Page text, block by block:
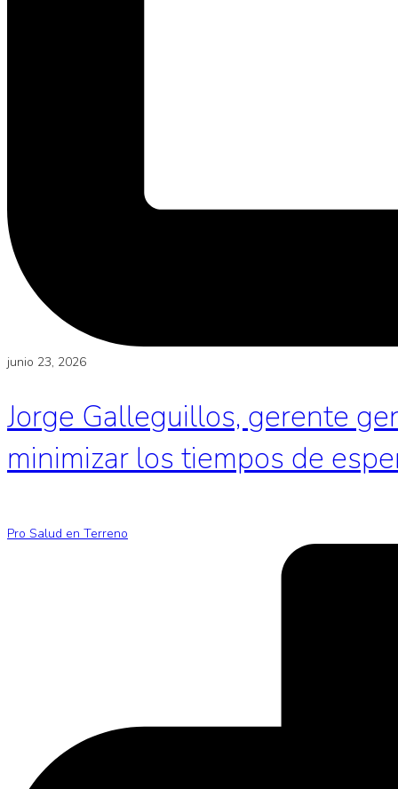
junio 23, 2026
Jorge Galleguillos, gerente
minimizar los tiempos de
Pro Salud en Terreno